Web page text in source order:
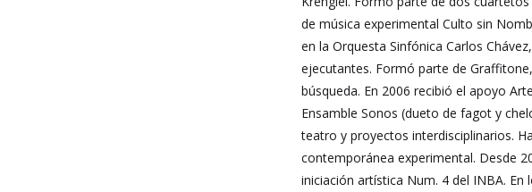
de música experimental Culto sin
en la Orquesta Sinfónica Carlos
ejecutantes. Formó parte de
búsqueda. En 2006 recibió el apoyo
Ensamble Sonos (dueto de fagot y
teatro y proyectos interdisciplinarios.
contemporánea experimental. Desde
iniciación artística Num. 4 del INBA.